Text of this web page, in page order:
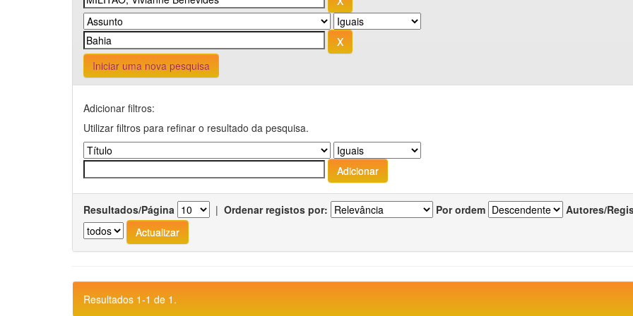
Iniciar uma nova pesquisa
Adicionar filtros:
Utilizar filtros para refinar o resultado da pesquisa.
Resultados/Página | Ordenar registos por: Por ordem Autores/
Resultados 1-1 de 1.